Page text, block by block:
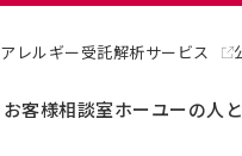
アレルギー受託解析サービス
お客様相談室ホーユーの人